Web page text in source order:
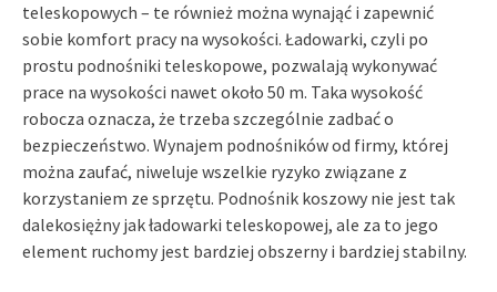
teleskopowych – te również można wynająć i zapewnić
sobie komfort pracy na wysokości. Ładowarki, czyli po
prostu podnośniki teleskopowe, pozwalają wykonywać
prace na wysokości nawet około 50 m. Taka wysokość
robocza oznacza, że trzeba szczególnie zadbać o
bezpieczeństwo. Wynajem podnośników od firmy, której
można zaufać, niweluje wszelkie ryzyko związane z
korzystaniem ze sprzętu. Podnośnik koszowy nie jest tak
dalekosiężny jak ładowarki teleskopowej, ale za to jego
element ruchomy jest bardziej obszerny i bardziej stabilny.